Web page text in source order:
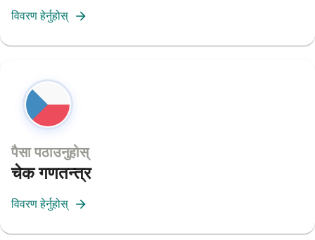
विवरण हेर्नुहोस्
पैसा पठाउनुहोस्
चेक गणतन्त्र
विवरण हेर्नुहोस्